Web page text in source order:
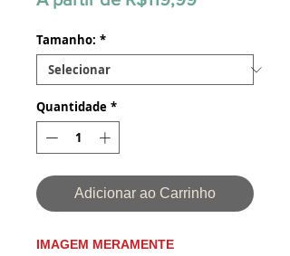
Tamanho: *
Quantidade *
Adicionar ao Carrinho
IMAGEM MERAMENTE